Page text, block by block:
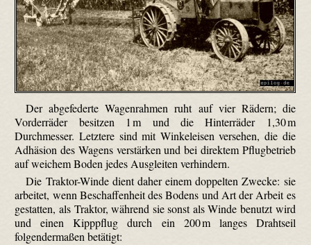
Der abgefederte Wagenrahmen ruht auf vier Rädern; die
Vorderräder besitzen 1 m und die Hinterräder 1,30 m
Durchmesser. Letztere sind mit Winkeleisen versehen, die die
Adhäsion des Wagens verstärken und bei direktem Pflug­betrieb
auf weichem Boden jedes Ausgleiten verhindern.
Die Traktor-Winde dient daher einem doppelten Zwecke: sie
arbeitet, wenn Beschaffenheit des Bodens und Art der Arbeit es
gestatten, als Traktor, während sie sonst als Winde benutzt wird
und einen Kipppflug durch ein 200 m langes Drahtseil
folgendermaßen betätigt: